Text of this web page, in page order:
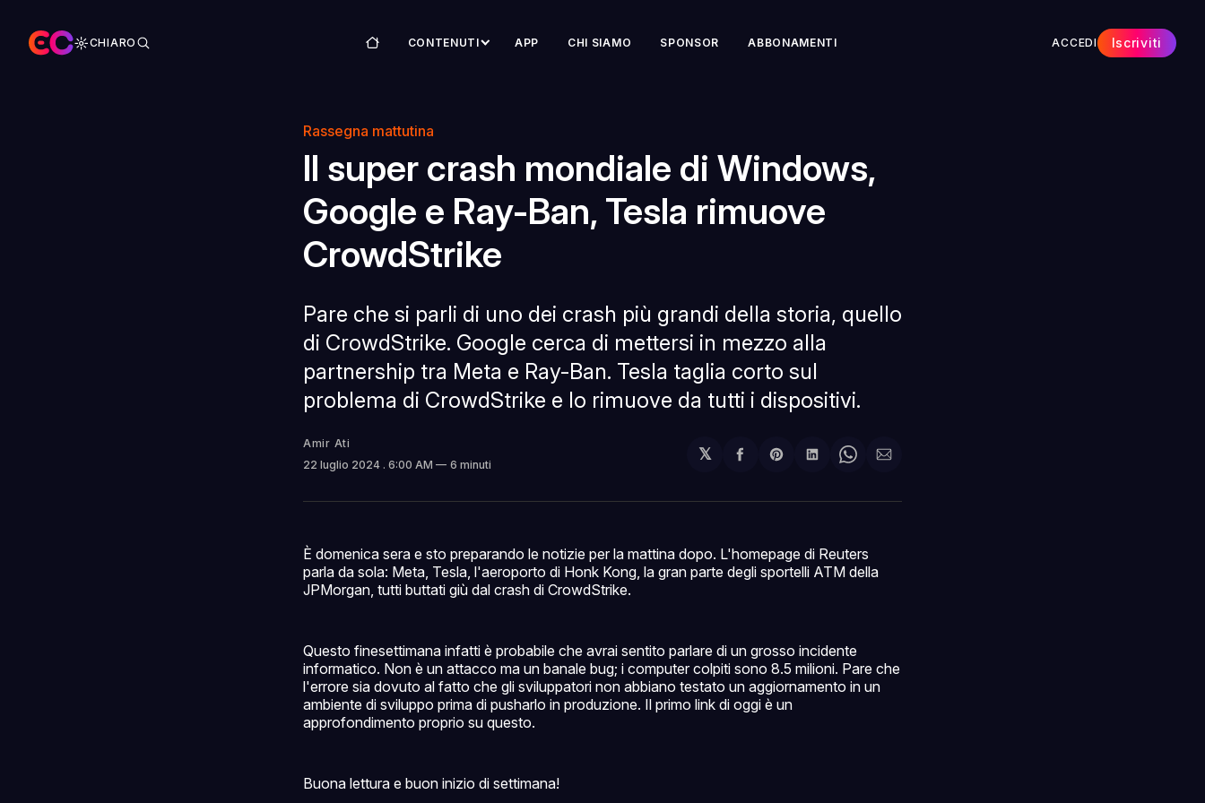
CHIARO CONTENUTI APP CHI SIAMO SPONSOR ABBONAMENTI ACCEDI Iscriviti
Rassegna mattutina
Il super crash mondiale di Windows,
Google e Ray-Ban, Tesla rimuove
CrowdStrike
Pare che si parli di uno dei crash più grandi della storia, quello
di CrowdStrike. Google cerca di mettersi in mezzo alla
partnership tra Meta e Ray-Ban. Tesla taglia corto sul
problema di CrowdStrike e lo rimuove da tutti i dispositivi.
Amir Ati
22 luglio 2024 . 6:00 AM 6 minuti
𝕏
Condividi
Facebook
Share
Pinterest
Condividi
LinkedIn
Share
WhatsApp
Condividi
email
È domenica sera e sto preparando le notizie per la mattina dopo. L'homepage di Reuters
parla da sola: Meta, Tesla, l'aeroporto di Honk Kong, la gran parte degli sportelli ATM della
JPMorgan, tutti buttati giù dal crash di CrowdStrike.
Questo finesettimana infatti è probabile che avrai sentito parlare di un grosso incidente
informatico. Non è un attacco ma un banale bug; i computer colpiti sono 8.5 milioni. Pare che
l'errore sia dovuto al fatto che gli sviluppatori non abbiano testato un aggiornamento in un
ambiente di sviluppo prima di pusharlo in produzione. Il primo link di oggi è un
approfondimento proprio su questo.
Buona lettura e buon inizio di settimana!